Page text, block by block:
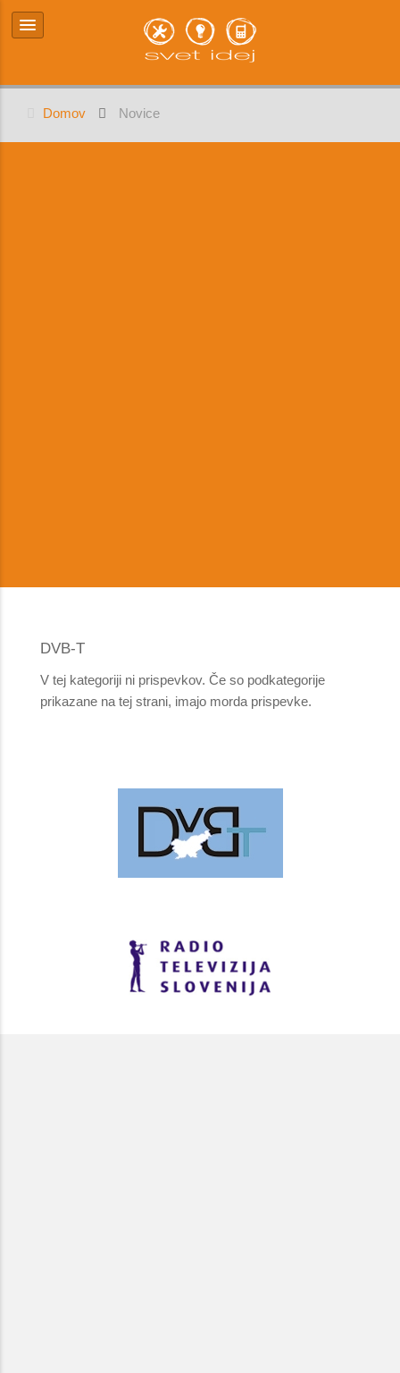
Domov Novice
DVB-T
V tej kategoriji ni prispevkov. Če so podkategorije
prikazane na tej strani, imajo morda prispevke.